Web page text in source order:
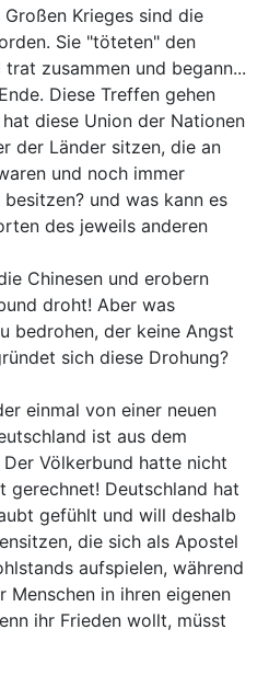
Krieges sind die
Sie "töteten" den
zusammen und begann...
Diese Treffen gehen
diese Union der Nationen
der Länder sitzen, die an
und noch immer
und was kann es
des jeweils anderen
Chinesen und erobern
droht! Aber was
bedrohen, der keine Angst
sich diese Drohung?
einmal von einer neuen
ist aus dem
Völkerbund hatte nicht
gerechnet! Deutschland hat
gefühlt und will deshalb
die sich als Apostel
aufspielen, während
Menschen in ihren eigenen
ihr Frieden wollt, müsst